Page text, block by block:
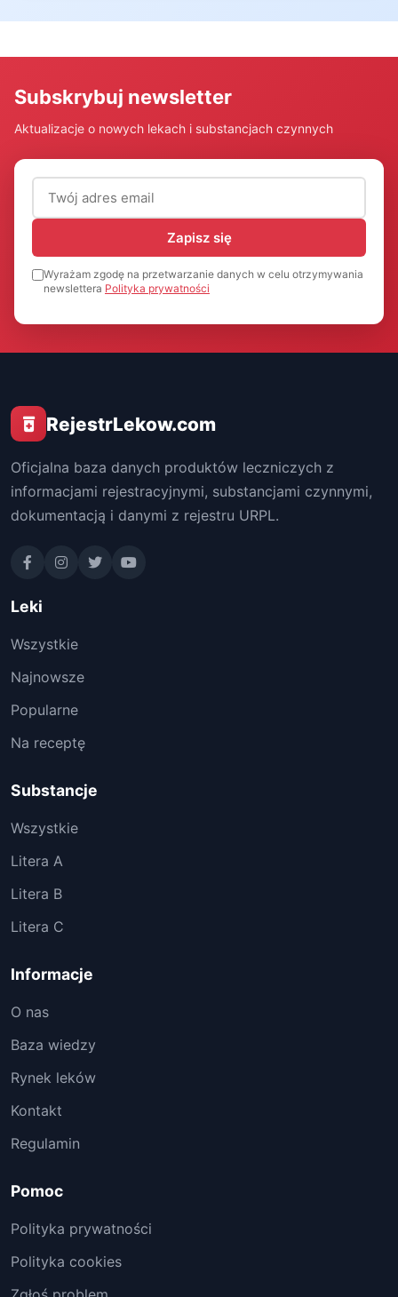
Subskrybuj newsletter
Aktualizacje o nowych lekach i substancjach czynnych
Adres email (wymagany)
Zapisz się
Wyrażam zgodę na przetwarzanie danych w celu otrzymywania
newslettera Polityka prywatności
RejestrLekow.com
Oficjalna baza danych produktów leczniczych z
informacjami rejestracyjnymi, substancjami czynnymi,
dokumentacją i danymi z rejestru URPL.
Leki
Wszystkie
Najnowsze
Popularne
Na receptę
Substancje
Wszystkie
Litera A
Litera B
Litera C
Informacje
O nas
Baza wiedzy
Rynek leków
Kontakt
Regulamin
Pomoc
Polityka prywatności
Polityka cookies